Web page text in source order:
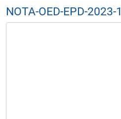
NOTA-OED-EPD-2023-1